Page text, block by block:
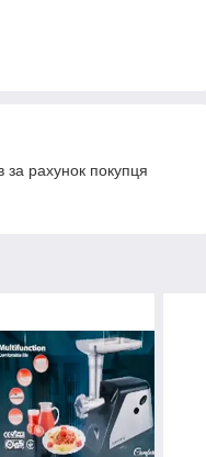
рахунок покупця